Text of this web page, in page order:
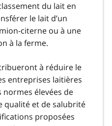
du lait en
le lait d’un
citerne ou à une
à la ferme.
à réduire le
entreprises laitières
élevées de
qualité et de salubrité
proposées